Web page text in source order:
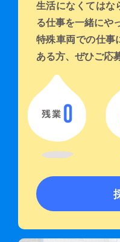
生活になくてはな
る仕事を一緒にや
特殊車両での仕事
ある方、ぜひご応